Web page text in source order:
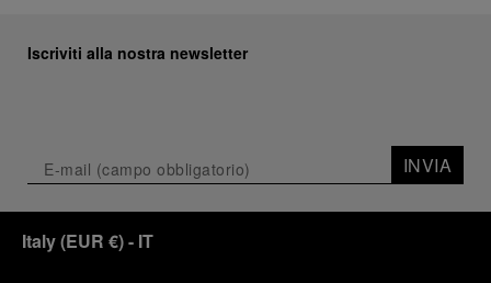
Iscriviti alla nostra newsletter
INVIA
Italy(EUR €)- IT